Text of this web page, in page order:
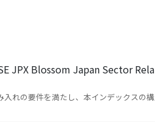
JPX Blossom Japan Sector
の要件を満たし、本インデック